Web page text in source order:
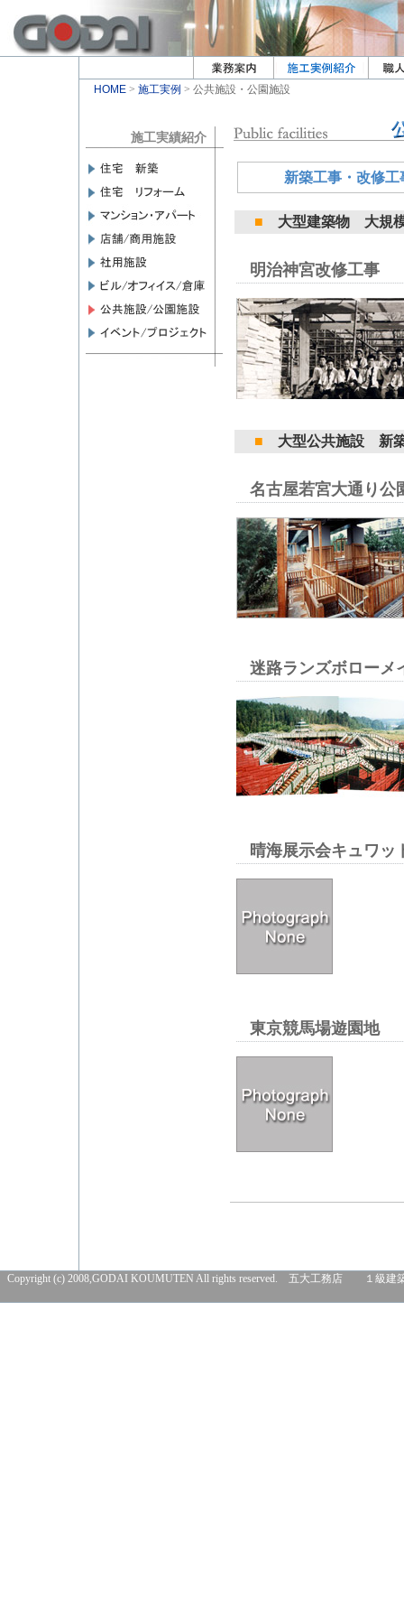
HOME > 施工実例 > 公共施設・公園施設
施工実績紹介
新築工事・改修工
■ 大型建築物 大規
明治神宮改修工
■ 大型公共施設 新
名古屋若宮大通り公
迷路ランズボローメ
晴海展示会キュワッ
東京競馬場遊園地
Copyright (c) 2008,GODAI KOUMUTEN All rights reserved. 五大工務店 １